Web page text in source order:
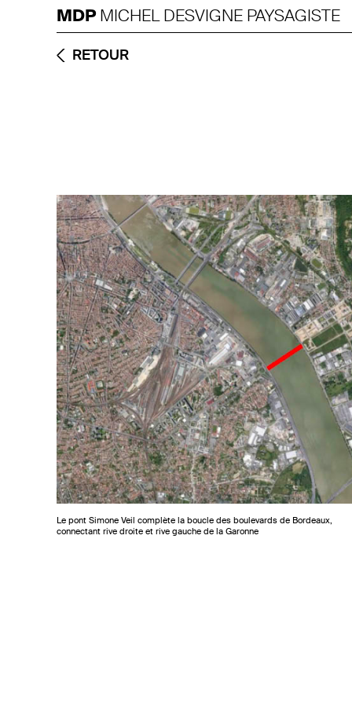
MDPMICHEL DESVIGNE PAYSAGISTE
RETOUR
Le pont Simone Veil complète la boucle des boulevards de Bordeaux,
connectant rive droite et rive gauche de la Garonne